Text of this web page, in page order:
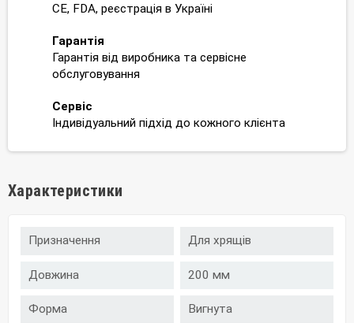
CE, FDA, реєстрація в Україні
Гарантія
Гарантія від виробника та сервісне
обслуговування
Сервіс
Індивідуальний підхід до кожного клієнта
Характеристики
Призначення Для хрящів
Довжина 200 мм
Форма Вигнута